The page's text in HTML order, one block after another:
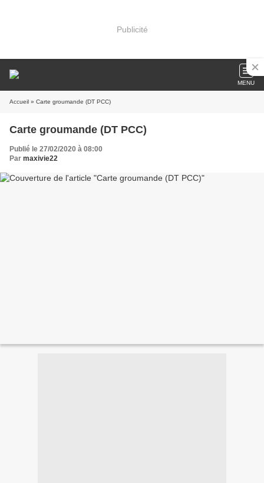
Publicité
MENU
Accueil » Carte groumande (DT PCC)
Carte groumande (DT PCC)
Publié le 27/02/2020 à 08:00
Par maxivie22